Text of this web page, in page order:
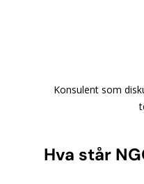
Konsulent som
Hva står